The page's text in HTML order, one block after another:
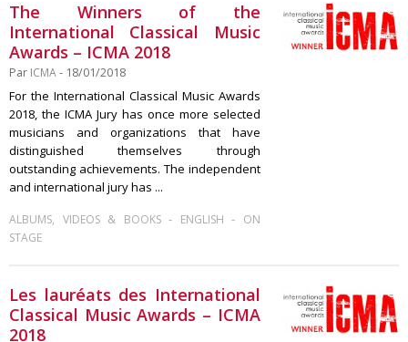
The Winners of the
International Classical Music
Awards – ICMA 2018
Par ICMA- 18/01/2018
For the International Classical Music Awards
2018, the ICMA Jury has once more selected
musicians and organizations that have
distinguished themselves through
outstanding achievements. The independent
and international jury has ...
ALBUMS, VIDEOS & BOOKS- ENGLISH - ON
STAGE
Les lauréats des International
Classical Music Awards – ICMA
2018